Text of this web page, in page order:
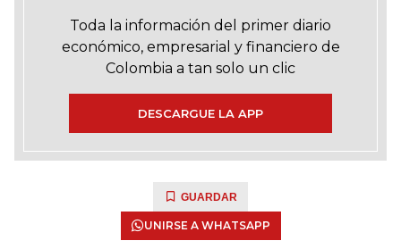
Toda la información del primer diario
económico, empresarial y financiero de
Colombia a tan solo un clic
DESCARGUE LA APP
GUARDAR
UNIRSE A WHATSAPP